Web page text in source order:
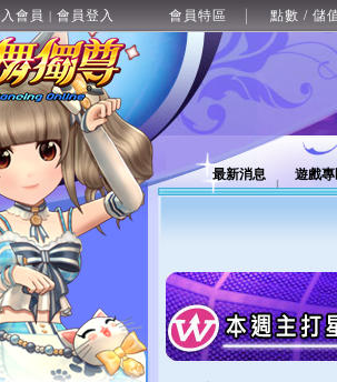
會員 | 會員登入 會員特區 點數 / 儲
最新消息 遊戲